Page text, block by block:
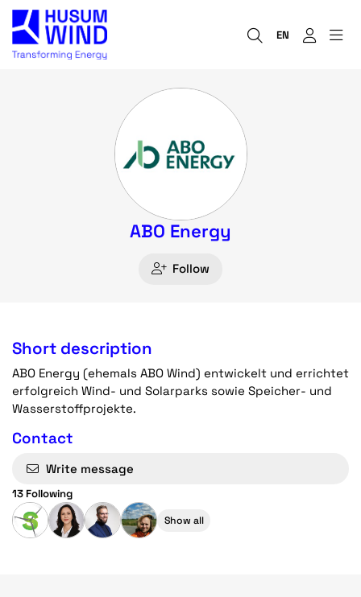
EN
ABO Energy
Follow
Short description
ABO Energy (ehemals ABO Wind) entwickelt und errichtet
erfolgreich Wind- und Solarparks sowie Speicher- und
Wasserstoffprojekte.
Contact
Write message
13 Following
Show all